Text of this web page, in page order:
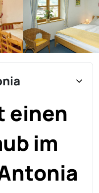
einen
im